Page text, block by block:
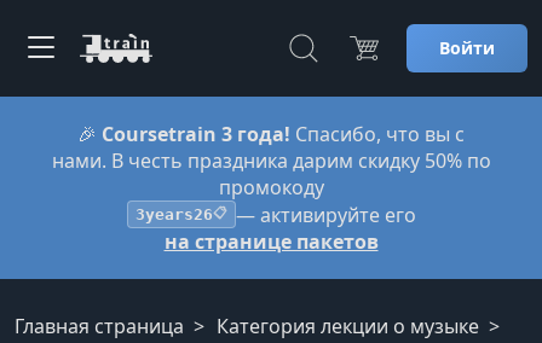
Войти
🎉 Coursetrain 3 года! Спасибо, что вы с
нами. В честь праздника дарим скидку 50% по
промокоду
3years26📋 — активируйте его
на странице пакетов
Главная страница
Категория лекции о музыке